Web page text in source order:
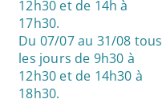
12h30 et de 14h à
17h30.
Du 07/07 au 31/08 tous
les jours de 9h30 à
12h30 et de 14h30 à
18h30.